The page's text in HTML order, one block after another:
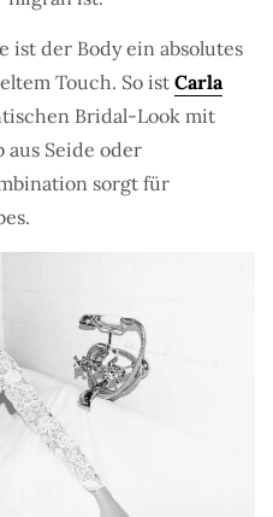
ist der Body ein absolutes
Touch. So ist Carla
Bridal-Look mit
aus Seide oder
sorgt für